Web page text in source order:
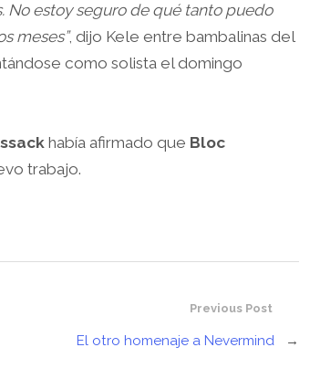
No estoy seguro de qué tanto puedo
meses”, dijo Kele entre bambalinas del
como solista el domingo
había afirmado que Bloc
trabajo.
Previous Post
El otro homenaje a Nevermind →